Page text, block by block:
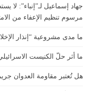
جهاد إسماعيل لـ”إنباء”: لا
مرسوم تنظيم الإعفاء من
ما مدى مشروعية “إنذار
ما أثر حلّ الكنيست
هل تُعتبر مقاومة العدوان